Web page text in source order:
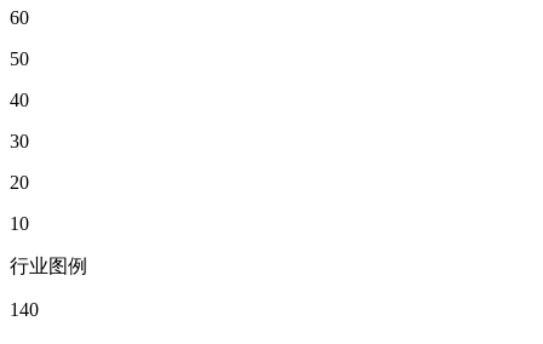
60
50
40
30
20
10
行业图例
140